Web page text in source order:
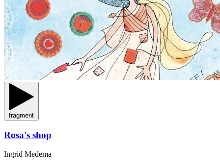
fragment
Rosa's shop
Ingrid Medema